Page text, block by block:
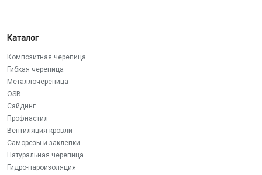
Каталог
Композитная черепица
Гибкая черепица
Металлочерепица
OSB
Сайдинг
Профнастил
Вентиляция кровли
Саморезы и заклепки
Натуральная черепица
Гидро-пароизоляция